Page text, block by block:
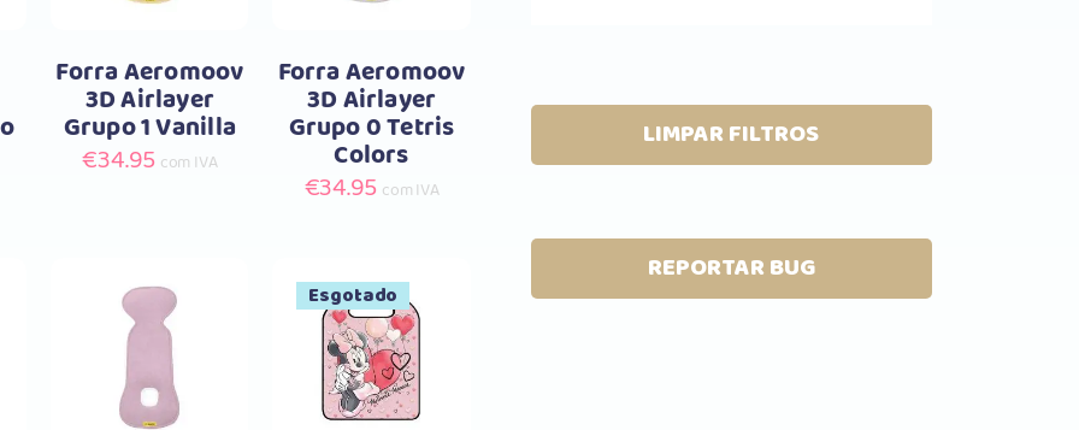
Forra Aeromoov
3D Airlayer
Grupo 1 Vanilla
€34.95 com IVA
Forra Aeromoov
3D Airlayer
Grupo 0 Tetris
Colors
€34.95 com IVA
Comprar
Esgotado
Comprar
LIMPAR FILTROS
REPORTAR BUG